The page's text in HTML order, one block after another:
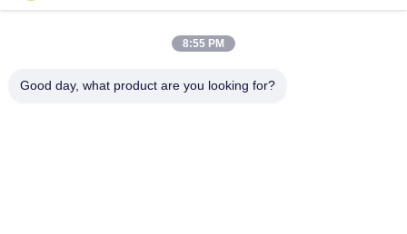
Peinture de peinture de peinture de peinture de peinture de
anti-moustique anti-rayures
8:55 PM
Good day, what product are you looking for?